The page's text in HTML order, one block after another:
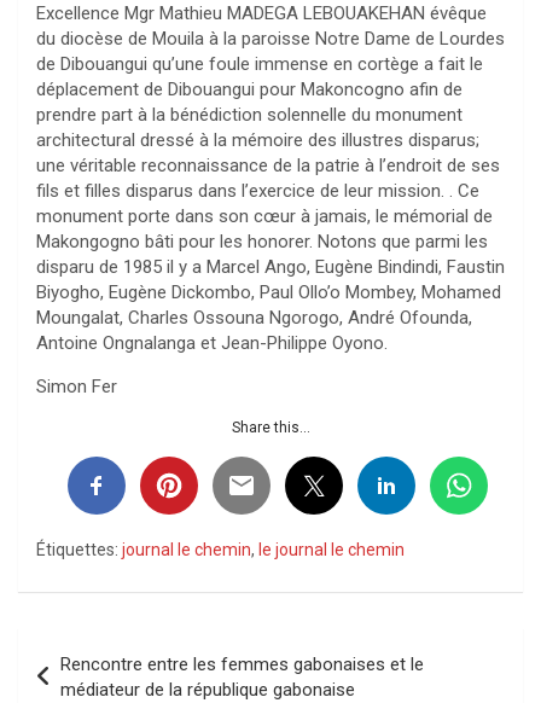
Excellence Mgr Mathieu MADEGA LEBOUAKEHAN évêque
du diocèse de Mouila à la paroisse Notre Dame de Lourdes
de Dibouangui qu’une foule immense en cortège a fait le
déplacement de Dibouangui pour Makoncogno afin de
prendre part à la bénédiction solennelle du monument
architectural dressé à la mémoire des illustres disparus;
une véritable reconnaissance de la patrie à l’endroit de ses
fils et filles disparus dans l’exercice de leur mission. . Ce
monument porte dans son cœur à jamais, le mémorial de
Makongogno bâti pour les honorer. Notons que parmi les
disparu de 1985 il y a Marcel Ango, Eugène Bindindi, Faustin
Biyogho, Eugène Dickombo, Paul Ollo’o Mombey, Mohamed
Moungalat, Charles Ossouna Ngorogo, André Ofounda,
Antoine Ongnalanga et Jean-Philippe Oyono.
Simon Fer
Share this...
Étiquettes: journal le chemin, le journal le chemin
de
Rencontre entre les femmes gabonaises et le
médiateur de la république gabonaise